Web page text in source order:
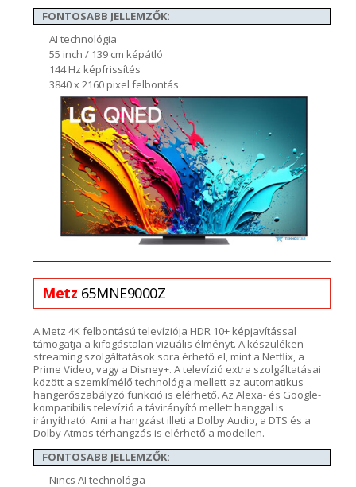
FONTOSABB JELLEMZŐK:
AI technológia
55 inch / 139 cm képátló
144 Hz képfrissítés
3840 x 2160 pixel felbontás
Metz 65MNE9000Z
A Metz 4K felbontású televíziója HDR 10+ képjavítással
támogatja a kifogástalan vizuális élményt. A készüléken
streaming szolgáltatások sora érhető el, mint a Netflix, a
Prime Video, vagy a Disney+.A televízió extra szolgáltatásai
között a szemkímélő technológia mellett az automatikus
hangerőszabályzó funkció is elérhető. Az Alexa- és Google-
kompatibilis televízió a távirányító mellett hanggal is
irányítható. Ami a hangzást illeti a DolbyAudio, a DTS és a
DolbyAtmos térhangzás is elérhető a modellen.
FONTOSABB JELLEMZŐK:
Nincs AI technológia